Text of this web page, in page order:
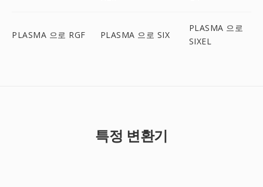
PLASMA 으로 RGF PLASMA 으로 SIX
PLASMA 으로
SIXEL
특정 변환기